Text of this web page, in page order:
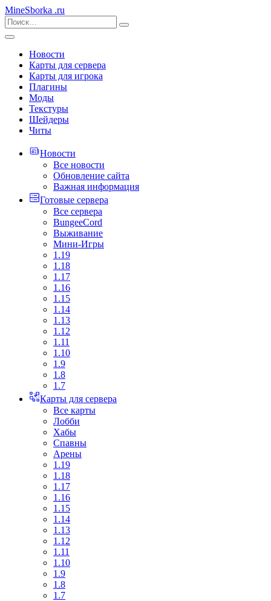
MineSborka .ru
Новости
Карты для сервера
Карты для игрока
Плагины
Моды
Текстуры
Шейдеры
Читы
Новости
Все новости
Обновление сайта
Важная информация
Готовые сервера
Все сервера
BungeeCord
Выживание
Мини-Игры
1.19
1.18
1.17
1.16
1.15
1.14
1.13
1.12
1.11
1.10
1.9
1.8
1.7
Карты для сервера
Все карты
Лобби
Хабы
Спавны
Арены
1.19
1.18
1.17
1.16
1.15
1.14
1.13
1.12
1.11
1.10
1.9
1.8
1.7